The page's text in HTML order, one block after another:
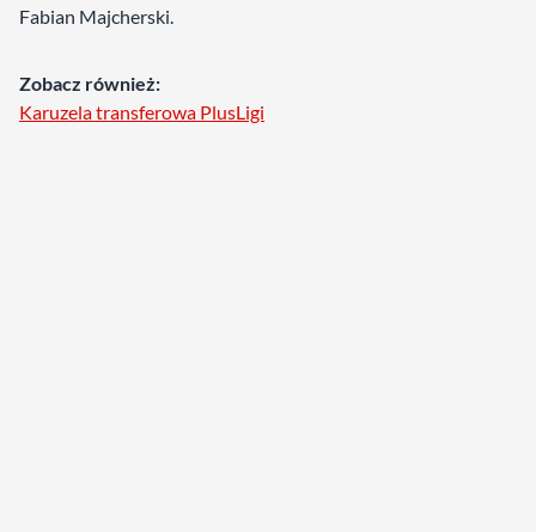
Fabian Majcherski.
Zobacz również:
Karuzela transferowa PlusLigi